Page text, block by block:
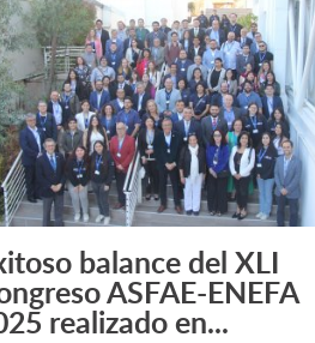
Leer más +
balance del XLI
ASFAE-ENEFA
realizado en...